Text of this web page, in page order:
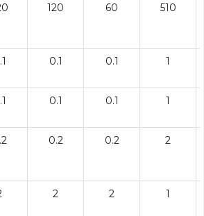
120 60 510
0.1 0.1 1
0.1 0.1 1
0.2 0.2 2
2 2 1